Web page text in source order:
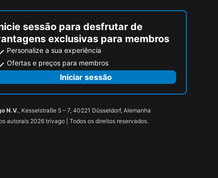
sessão para desfrutar de
exclusivas para membros
Personalize a sua experiência
Ofertas e preços para membros
Iniciar sessão
N.V., Kesselstraße 5 – 7, 40221 Düsseldorf, Alemanha
autorais 2026 trivago | Todos os direitos reservados.